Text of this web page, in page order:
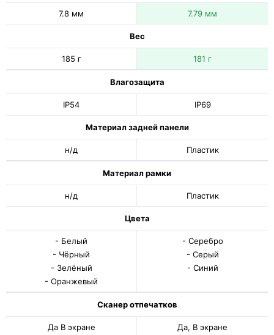
7.8 мм 7.79 мм
Вес
185 г 181 г
Влагозащита
IP54 IP69
Материал задней панели
н/д Пластик
Материал рамки
н/д Пластик
Цвета
- Белый
- Чёрный
- Зелёный
- Оранжевый
- Серебро
- Серый
- Синий
Сканер отпечатков
Да В экране Да, В экране